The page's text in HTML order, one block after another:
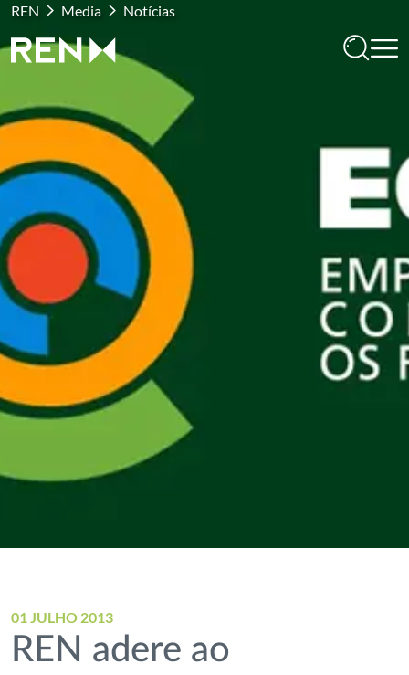
REN Media Notícias
01 JULHO 2013
REN adere ao